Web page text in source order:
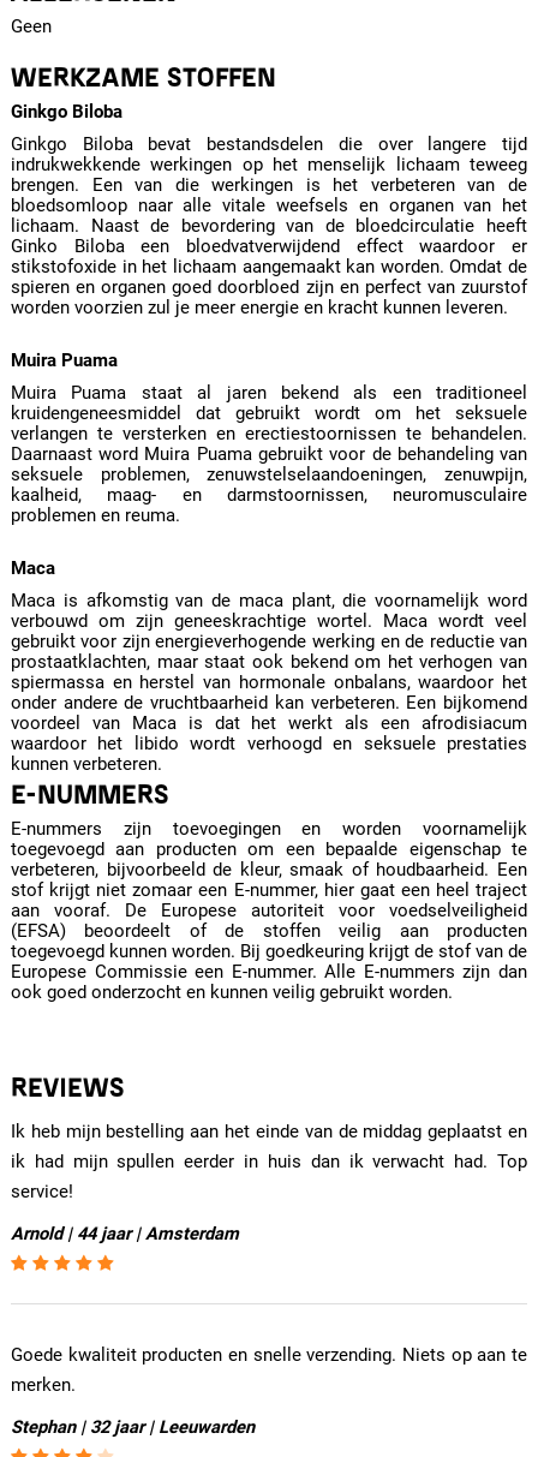
Geen
WERKZAME STOFFEN
Ginkgo Biloba
Ginkgo Biloba bevat bestandsdelen die over langere tijd
indrukwekkende werkingen op het menselijk lichaam teweeg
brengen. Een van die werkingen is het verbeteren van de
bloedsomloop naar alle vitale weefsels en organen van het
lichaam. Naast de bevordering van de bloedcirculatie heeft
Ginko Biloba een bloedvatverwijdend effect waardoor er
stikstofoxide in het lichaam aangemaakt kan worden. Omdat de
spieren en organen goed doorbloed zijn en perfect van zuurstof
worden voorzien zul je meer energie en kracht kunnen leveren.
Muira Puama
Muira Puama staat al jaren bekend als een traditioneel
kruidengeneesmiddel dat gebruikt wordt om het seksuele
verlangen te versterken en erectiestoornissen te behandelen.
Daarnaast word Muira Puama gebruikt voor de behandeling van
seksuele problemen, zenuwstelselaandoeningen, zenuwpijn,
kaalheid, maag- en darmstoornissen, neuromusculaire
problemen en reuma.
Maca
Maca is afkomstig van de maca plant, die voornamelijk word
verbouwd om zijn geneeskrachtige wortel. Maca wordt veel
gebruikt voor zijn energieverhogende werking en de reductie van
prostaatklachten, maar staat ook bekend om het verhogen van
spiermassa en herstel van hormonale onbalans, waardoor het
onder andere de vruchtbaarheid kan verbeteren. Een bijkomend
voordeel van Maca is dat het werkt als een afrodisiacum
waardoor het libido wordt verhoogd en seksuele prestaties
kunnen verbeteren.
E-NUMMERS
E-nummers zijn toevoegingen en worden voornamelijk
toegevoegd aan producten om een bepaalde eigenschap te
verbeteren, bijvoorbeeld de kleur, smaak of houdbaarheid. Een
stof krijgt niet zomaar een E-nummer, hier gaat een heel traject
aan vooraf. De Europese autoriteit voor voedselveiligheid
(EFSA) beoordeelt of de stoffen veilig aan producten
toegevoegd kunnen worden. Bij goedkeuring krijgt de stof van de
Europese Commissie een E-nummer. Alle E-nummers zijn dan
ook goed onderzocht en kunnen veilig gebruikt worden.
REVIEWS
Ik heb mijn bestelling aan het einde van de middag geplaatst en
ik had mijn spullen eerder in huis dan ik verwacht had. Top
service!
Arnold | 44 jaar | Amsterdam
Goede kwaliteit producten en snelle verzending. Niets op aan te
merken.
Stephan | 32 jaar | Leeuwarden